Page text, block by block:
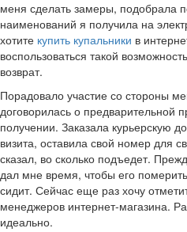
меня сделать замеры, подобрала
наименований я получила на
хотите купить купальники в
воспользоваться такой
возврат.
Порадовало участие со стороны
договорилась о предварительной
получении. Заказала курьерскую
визита, оставила свой номер для
сказал, во сколько подъедет.
дал мне время, чтобы его
сидит. Сейчас еще раз хочу
менеджеров интернет-магазина.
идеально.